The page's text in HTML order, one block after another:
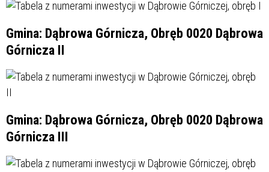
Gmina: Dąbrowa Górnicza, Obręb 0020 Dąbrowa
Górnicza II
Gmina: Dąbrowa Górnicza, Obręb 0020 Dąbrowa
Górnicza III